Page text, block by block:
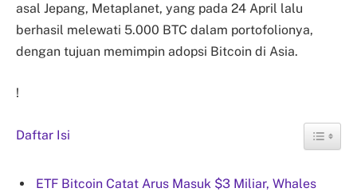
asal Jepang, Metaplanet, yang pada 24 April lalu
berhasil melewati 5.000 BTC dalam portofolionya,
dengan tujuan memimpin adopsi Bitcoin di Asia.
!
Daftar Isi
ETF Bitcoin Catat Arus Masuk $3 Miliar, Whales